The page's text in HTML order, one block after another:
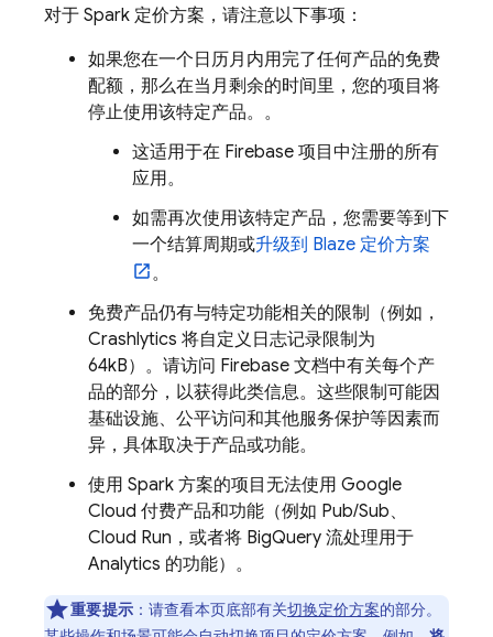
对于 Spark 定价方案，请注意以下事项：
如果您在一个日历月内用完了任何产品的免费
配额，那么在当月剩余的时间里，您的项目将
停止使用该特定产品。 。
这适用于在 Firebase 项目中注册的所有
应用。
如需再次使用该特定产品，您需要等到下
一个结算周期或升级到 Blaze 定价方案
。
免费产品仍有与特定功能相关的限制（例如，
Crashlytics 将自定义日志记录限制为
64kB）。请访问 Firebase 文档中有关每个产
品的部分，以获得此类信息。这些限制可能因
基础设施、公平访问和其他服务保护等因素而
异，具体取决于产品或功能。
使用 Spark 方案的项目无法使用 Google
Cloud 付费产品和功能（例如 Pub/Sub、
Cloud Run ，或者将 BigQuery 流处理用于
Analytics 的功能）。
重要提示 ： 请查看本页底部有关切换定价方案的部分。